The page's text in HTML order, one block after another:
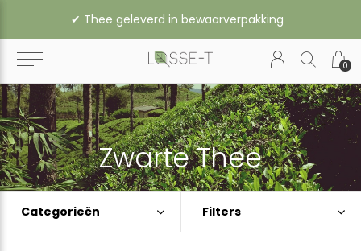
0
Zwarte Thee
Categorieën Filters